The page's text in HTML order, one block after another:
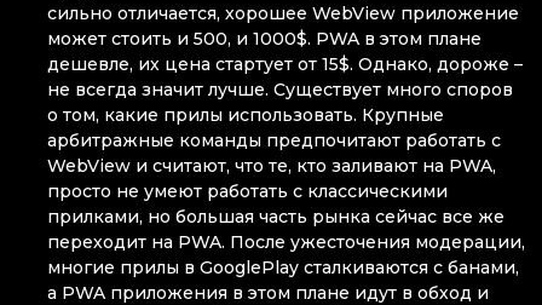
сильно отличается, хорошее WebView приложение
может стоить и 500, и 1000$. PWA в этом плане
дешевле, их цена стартует от 15$. Однако, дороже –
не всегда значит лучше. Существует много споров
о том, какие прилы использовать. Крупные
арбитражные команды предпочитают работать с
WebView и считают, что те, кто заливают на PWA,
просто не умеют работать с классическими
прилками, но большая часть рынка сейчас все же
переходит на PWA. После ужесточения модерации,
многие прилы в GooglePlay сталкиваются с банами,
а PWA приложения в этом плане идут в обход и